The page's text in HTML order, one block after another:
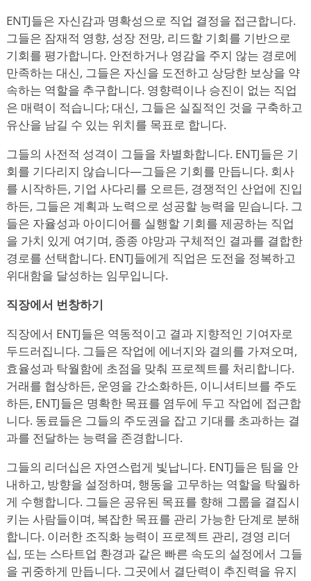
ENTJ들은 자신감과 명확성으로 직업 결정을 접근합니다.
그들은 잠재적 영향, 성장 전망, 리드할 기회를 기반으로
기회를 평가합니다. 안전하거나 영감을 주지 않는 경로에
만족하는 대신, 그들은 자신을 도전하고 상당한 보상을 약
속하는 역할을 추구합니다. 영향력이나 승진이 없는 직업
은 매력이 적습니다; 대신, 그들은 실질적인 것을 구축하고
유산을 남길 수 있는 위치를 목표로 합니다.
그들의 사전적 성격이 그들을 차별화합니다. ENTJ들은 기
회를 기다리지 않습니다—그들은 기회를 만듭니다. 회사
를 시작하든, 기업 사다리를 오르든, 경쟁적인 산업에 진입
하든, 그들은 계획과 노력으로 성공할 능력을 믿습니다. 그
들은 자율성과 아이디어를 실행할 기회를 제공하는 직업
을 가치 있게 여기며, 종종 야망과 구체적인 결과를 결합한
경로를 선택합니다. ENTJ들에게 직업은 도전을 정복하고
위대함을 달성하는 임무입니다.
직장에서 번창하기
직장에서 ENTJ들은 역동적이고 결과 지향적인 기여자로
두드러집니다. 그들은 작업에 에너지와 결의를 가져오며,
효율성과 탁월함에 초점을 맞춰 프로젝트를 처리합니다.
거래를 협상하든, 운영을 간소화하든, 이니셔티브를 주도
하든, ENTJ들은 명확한 목표를 염두에 두고 작업에 접근합
니다. 동료들은 그들의 주도권을 잡고 기대를 초과하는 결
과를 전달하는 능력을 존경합니다.
그들의 리더십은 자연스럽게 빛납니다. ENTJ들은 팀을 안
내하고, 방향을 설정하며, 행동을 고무하는 역할을 탁월하
게 수행합니다. 그들은 공유된 목표를 향해 그룹을 결집시
키는 사람들이며, 복잡한 목표를 관리 가능한 단계로 분해
합니다. 이러한 조직화 능력이 프로젝트 관리, 경영 리더
십, 또는 스타트업 환경과 같은 빠른 속도의 설정에서 그들
을 귀중하게 만듭니다. 그곳에서 결단력이 추진력을 유지